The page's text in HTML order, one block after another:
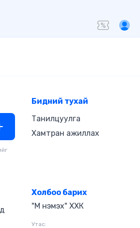
Бидний тухай
Танилцуулга
Хамтран ажиллах
Холбоо барих
"М нэмэх" ХХК
Утас: